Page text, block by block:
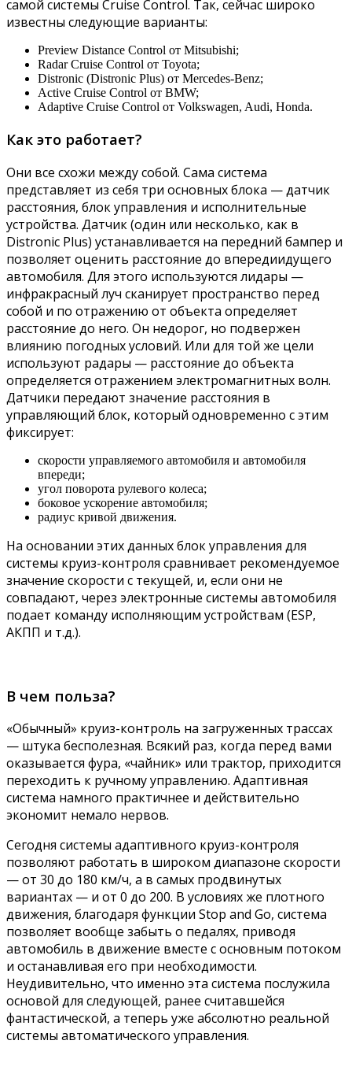
самой системы Cruise Control. Так, сейчас широко
известны следующие варианты:
Preview Distance Control от Mitsubishi;
Radar Cruise Control от Toyota;
Distronic (Distronic Plus) от Mercedes-Benz;
Active Cruise Control от BMW;
Adaptive Cruise Control от Volkswagen, Audi, Honda.
Как это работает?
Они все схожи между собой. Сама система
представляет из себя три основных блока — датчик
расстояния, блок управления и исполнительные
устройства. Датчик (один или несколько, как в
Distronic Plus) устанавливается на передний бампер и
позволяет оценить расстояние до впередиидущего
автомобиля. Для этого используются лидары —
инфракрасный луч сканирует пространство перед
собой и по отражению от объекта определяет
расстояние до него. Он недорог, но подвержен
влиянию погодных условий. Или для той же цели
используют радары — расстояние до объекта
определяется отражением электромагнитных волн.
Датчики передают значение расстояния в
управляющий блок, который одновременно с этим
фиксирует:
скорости управляемого автомобиля и автомобиля
впереди;
угол поворота рулевого колеса;
боковое ускорение автомобиля;
радиус кривой движения.
На основании этих данных блок управления для
системы круиз-контроля сравнивает рекомендуемое
значение скорости с текущей, и, если они не
совпадают, через электронные системы автомобиля
подает команду исполняющим устройствам (ESP,
АКПП и т.д.).
В чем польза?
«Обычный» круиз-контроль на загруженных трассах
— штука бесполезная. Всякий раз, когда перед вами
оказывается фура, «чайник» или трактор, приходится
переходить к ручному управлению. Адаптивная
система намного практичнее и действительно
экономит немало нервов.
Сегодня системы адаптивного круиз-контроля
позволяют работать в широком диапазоне скорости
— от 30 до 180 км/ч, а в самых продвинутых
вариантах — и от 0 до 200. В условиях же плотного
движения, благодаря функции Stop and Go, система
позволяет вообще забыть о педалях, приводя
автомобиль в движение вместе с основным потоком
и останавливая его при необходимости.
Неудивительно, что именно эта система послужила
основой для следующей, ранее считавшейся
фантастической, а теперь уже абсолютно реальной
системы автоматического управления.